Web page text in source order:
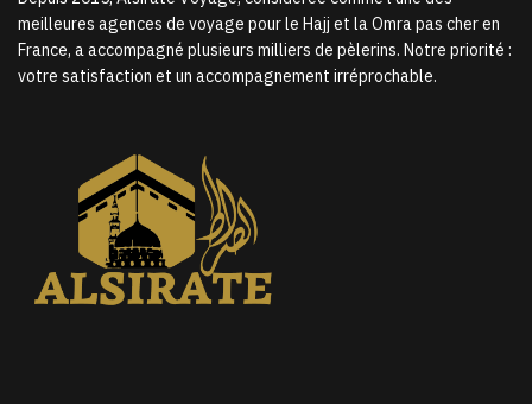
meilleures agences de voyage pour le Hajj et la Omra pas cher en
France, a accompagné plusieurs milliers de pèlerins. Notre priorité :
votre satisfaction et un accompagnement irréprochable.